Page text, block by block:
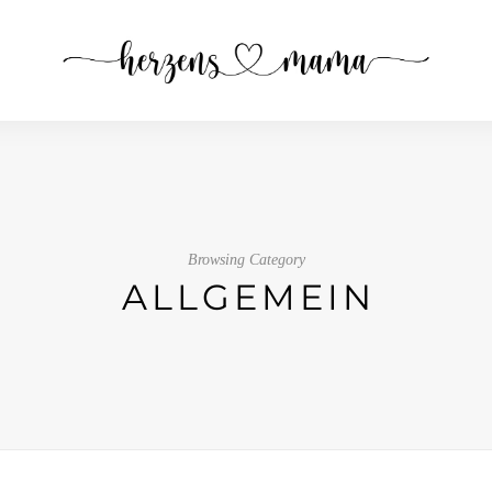
Browsing Category
ALLGEMEIN